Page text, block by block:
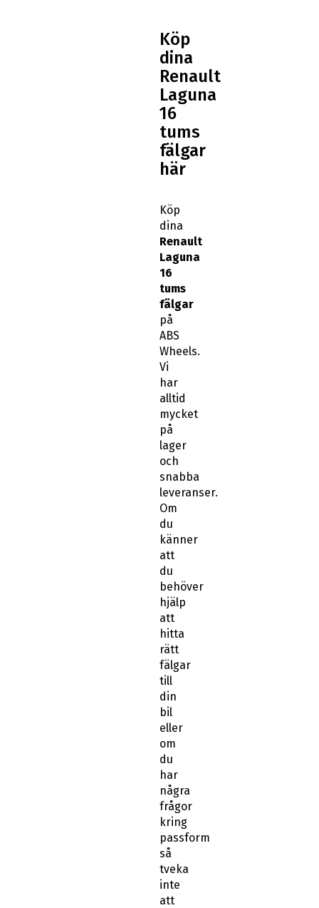
Köp
dina
Renault
Laguna
16
tums
fälgar
här
Köp
dina
Renault
Laguna
16
tums
fälgar
på
ABS
Wheels.
Vi
har
alltid
mycket
på
lager
och
snabba
leveranser.
Om
du
känner
att
du
behöver
hjälp
att
hitta
rätt
fälgar
till
din
bil
eller
om
du
har
några
frågor
kring
passform
så
tveka
inte
att